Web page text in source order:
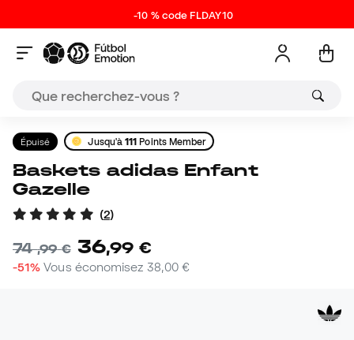
-10 % code FLDAY10
Épuisé Jusqu'à111 Points Member
Baskets adidas Enfant
Gazelle
(2)
74,99 € 36,99 €
-51% Vous économisez 38,00 €